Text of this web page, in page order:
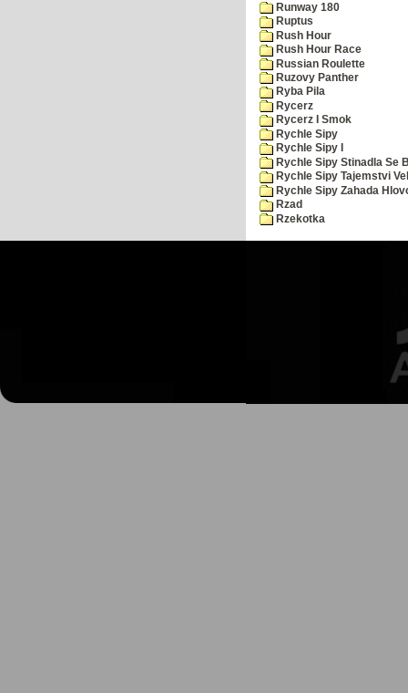
Runway 180
Ruptus
Rush Hour
Rush Hour Race
Russian Roulette
Ruzovy Panther
Ryba Pila
Rycerz
Rycerz I Smok
Rychle Sipy
Rychle Sipy I
Rychle Sipy Stinadla Se
Rychle Sipy Tajemstvi
Rychle Sipy Zahada
Rzad
Rzekotka